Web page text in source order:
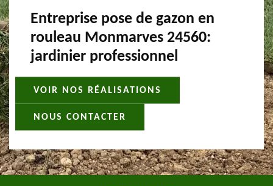
Entreprise pose de gazon en
rouleau Monmarves 24560:
jardinier professionnel
VOIR NOS RÉALISATIONS
NOUS CONTACTER